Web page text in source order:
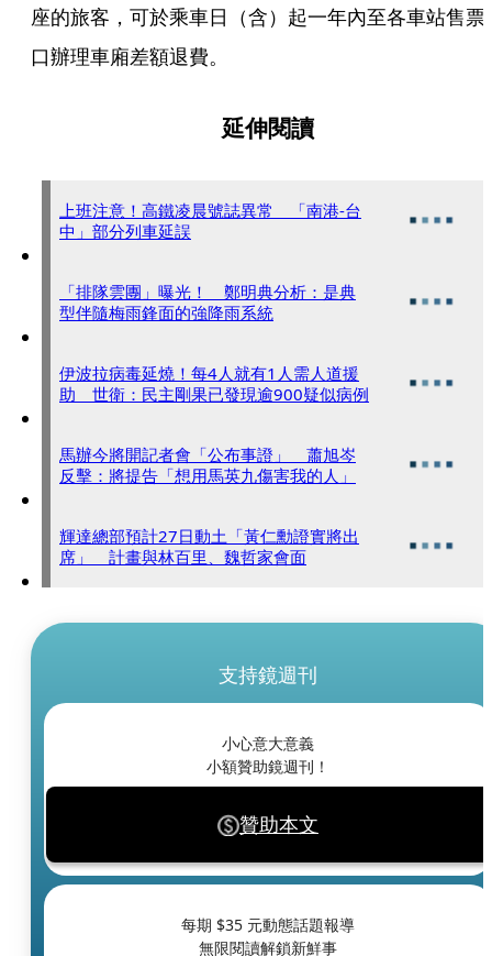
座的旅客，可於乘車日（含）起一年內至各車站售票
口辦理車廂差額退費。
延伸閱讀
上班注意！高鐵凌晨號誌異常 「南港-台
中」部分列車延誤
「排隊雲團」曝光！ 鄭明典分析：是典
型伴隨梅雨鋒面的強降雨系統
伊波拉病毒延燒！每4人就有1人需人道援
助 世衛：民主剛果已發現逾900疑似病例
馬辦今將開記者會「公布事證」 蕭旭岑
反擊：將提告「想用馬英九傷害我的人」
輝達總部預計27日動土「黃仁勳證實將出
席」 計畫與林百里、魏哲家會面
支持鏡週刊
小心意大意義
小額贊助鏡週刊！
贊助本文
每期 $35 元動態話題報導
無限閱讀解鎖新鮮事